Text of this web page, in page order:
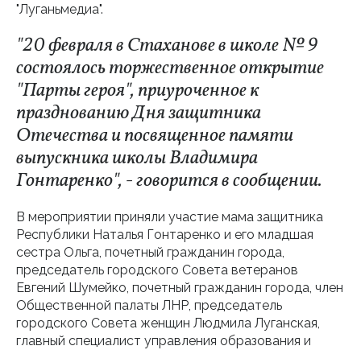
"Луганьмедиа".
"20 февраля в Стаханове в школе № 9
состоялось торжественное открытие
"Парты героя", приуроченное к
празднованию Дня защитника
Отечества и посвященное памяти
выпускника школы Владимира
Гонтаренко", - говорится в сообщении.
В мероприятии приняли участие мама защитника
Республики Наталья Гонтаренко и его младшая
сестра Ольга, почетный гражданин города,
председатель городского Совета ветеранов
Евгений Шумейко, почетный гражданин города, член
Общественной палаты ЛНР, председатель
городского Совета женщин Людмила Луганская,
главный специалист управления образования и